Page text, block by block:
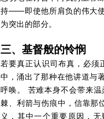
持——即使他所肩负的伟大
为突出的部分。
三、基督般的怜悯
若要真正认识司布真，必须
中，涌出了那种在他讲道与
呼唤。
苦难本身不会带来
棘、利箭与伤痕中，信靠那
义，其中一个重要原因，